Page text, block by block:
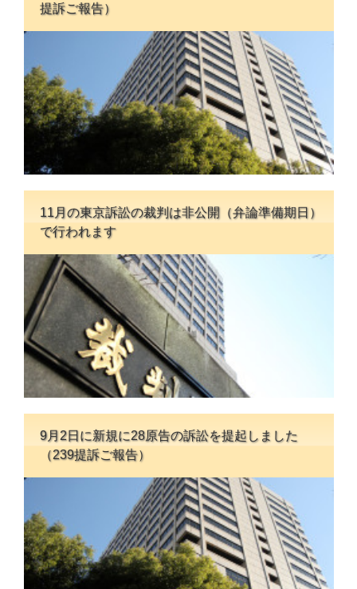
提訴ご報告）
11月の東京訴訟の裁判は非公開（弁論準備期日）
で行われます
9月2日に新規に28原告の訴訟を提起しました
（239提訴ご報告）